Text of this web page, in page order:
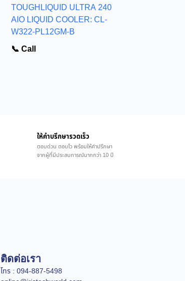
TOUGHLIQUID ULTRA 240
AIO LIQUID COOLER: CL-
W322-PL12GM-B
📞 Call
ให้คำบรึกษารวดเร็ว
ตอบด่วน ตอบไว พร้อมให้คำปรึกษา
จากผู้ที่มีประสบการณ์มากกว่า 10 ปี
ติดต่อเรา
โทร : 094-887-5498